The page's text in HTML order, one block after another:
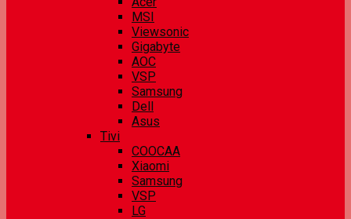
MSI
Viewsonic
Gigabyte
AOC
VSP
Samsung
Dell
Asus
Tivi
COOCAA
Xiaomi
Samsung
VSP
LG